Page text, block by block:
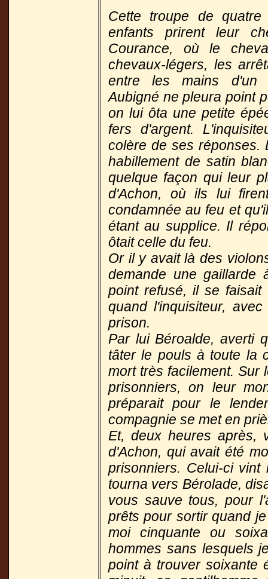
Cette troupe de
enfants prirent leur
Courance, où le
chevaux-légers, les
entre les mains d'un
Aubigné ne pleura point
on lui ôta une petite
fers d'argent.
colère de ses réponses.
habillement de satin
quelque façon qui leur
d'Achon, où ils lui
condamnée au feu et
étant au supplice. Il
ôtait celle du feu.
Or il y avait là des
demande une gaillarde
point refusé, il se
quand l'inquisiteur,
prison.
Par lui Béroalde, averti
tâter le pouls à toute la
mort très facilement. Sur
prisonniers, on leur
préparait pour le
compagnie se met en
Et, deux heures après,
d'Achon, qui avait été
prisonniers. Celui-ci
tourna vers Bérolade,
vous sauve tous, pour
prêts pour sortir quand
moi cinquante ou
hommes sans lesquels
point à trouver soixante